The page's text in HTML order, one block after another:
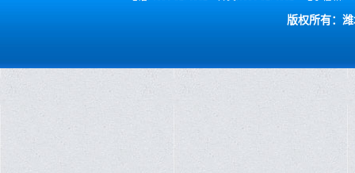
版权所有：